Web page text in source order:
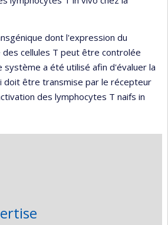
dont l'expression du
cellules T peut être controlée
système a été utilisé afin d'évaluer la
doit être transmise par le récepteur
des lymphocytes T naifs in